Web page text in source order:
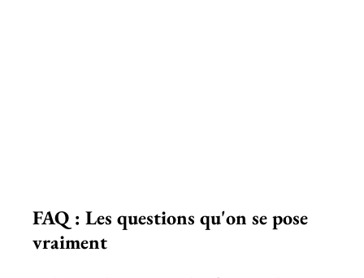
FAQ : Les questions qu'on se pose
vraiment